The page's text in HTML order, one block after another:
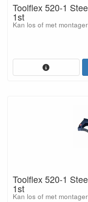
Toolflex 520-1
1st
Kan los of met
Toolflex 520-1
1st
Kan los of met